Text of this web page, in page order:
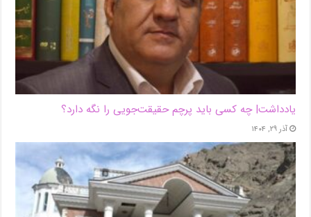
یادداشت| ‌چه کسی باید پرچم حقیقت‌جویی را نگه دارد؟
آذر ۲۹, ۱۴۰۴